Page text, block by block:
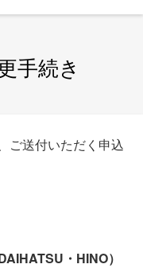
手続き
ご送付いただく申込
・HINO）